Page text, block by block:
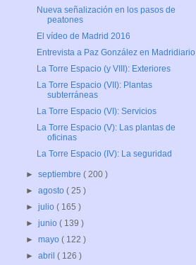
Nueva señalización en los pasos de
peatones
El vídeo de Madrid 2016
Entrevista a Paz González en Madridiario
La Torre Espacio (y VIII): Exteriores
La Torre Espacio (VII): Plantas
subterráneas
La Torre Espacio (VI): Servicios
La Torre Espacio (V): Las plantas de
oficinas
La Torre Espacio (IV): La seguridad
►septiembre( 200 )
►agosto( 25 )
►julio( 165 )
►junio( 139 )
►mayo( 122 )
►abril( 126 )